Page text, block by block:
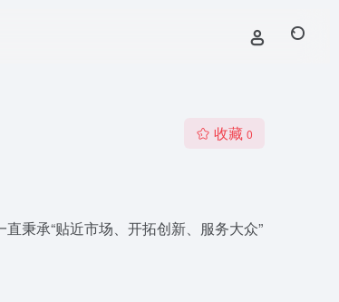
收藏 0
秉承“贴近市场、开拓创新、服务大众”